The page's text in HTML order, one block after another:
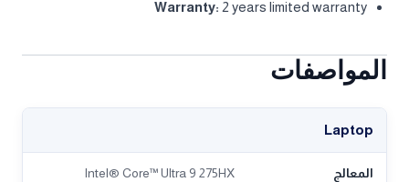
Warranty: 2 years limited warranty
المواصفات
Laptop
المعالج Intel® Core™ Ultra 9 275HX